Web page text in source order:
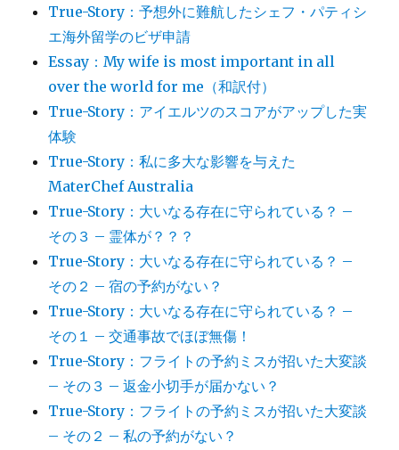
True-Story：予想外に難航したシェフ・パティシ
エ海外留学のビザ申請
Essay：My wife is most important in all
over the world for me（和訳付）
True-Story：アイエルツのスコアがアップした実
体験
True-Story：私に多大な影響を与えた
MaterChef Australia
True-Story：大いなる存在に守られている？ –
その３ – 霊体が？？？
True-Story：大いなる存在に守られている？ –
その２ – 宿の予約がない？
True-Story：大いなる存在に守られている？ –
その１ – 交通事故でほぼ無傷！
True-Story：フライトの予約ミスが招いた大変談
– その３ – 返金小切手が届かない？
True-Story：フライトの予約ミスが招いた大変談
– その２ – 私の予約がない？